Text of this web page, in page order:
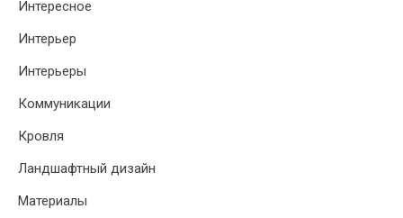
Интересное
Интерьер
Интерьеры
Коммуникации
Кровля
Ландшафтный дизайн
Материалы